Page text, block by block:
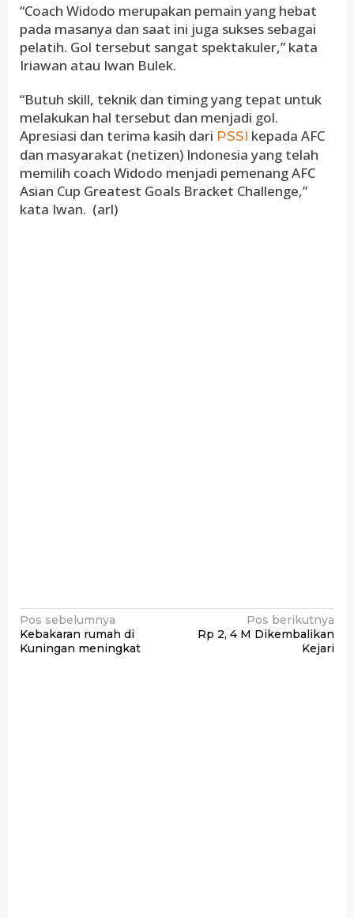
“Coach Widodo merupakan pemain yang hebat
pada masanya dan saat ini juga sukses sebagai
pelatih. Gol tersebut sangat spektakuler,” kata
Iriawan atau Iwan Bulek.
“Butuh skill, teknik dan timing yang tepat untuk
melakukan hal tersebut dan menjadi gol.
Apresiasi dan terima kasih dari PSSI kepada AFC
dan masyarakat (netizen) Indonesia yang telah
memilih coach Widodo menjadi pemenang AFC
Asian Cup Greatest Goals Bracket Challenge,”
kata Iwan. (arl)
Navigasi
pos
Pos sebelumnya
Kebakaran rumah di
Kuningan meningkat
Pos berikutnya
Rp 2, 4 M Dikembalikan
Kejari